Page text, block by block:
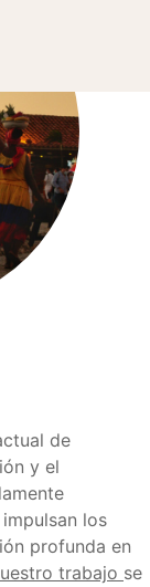
de
y el
los
profunda en
trabajo se